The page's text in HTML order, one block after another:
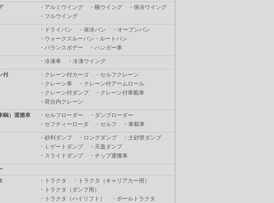
・ アルミウイング ・ 幌ウイング ・ 保冷ウイング
・ フルウイング
・ ドライバン ・ 保冷バン ・ オープンバン
・ ウォークスルーバン・ルートバン
・ バランスボデー ・ ハンガー車
・ 冷凍車 ・ 冷凍ウイング
付 ・ クレーン付カーゴ ・ セルフクレーン
・ クレーン車 ・ クレーン付アームロール
・ クレーン付ダンプ ・ クレーン付車載車
・ 荷台内クレーン
輌）運搬車 ・ セルフローダー ・ ダンプローダー
・ セフティーローダ ・ セルフ ・ 車載車
・ 砂利ダンプ ・ ロングダンプ ・ 土砂禁ダンプ
・ Ｌゲートダンプ ・ 天蓋ダンプ
・ スライドダンプ ・ チップ運搬車
・ トラクタ ・
トラクタ（キャリアカー用）
・
トラクタ（ダンプ用）
・
トラクタ（ハイリフト） ・ ポールトラクタ